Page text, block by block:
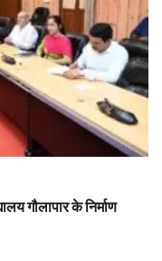
गौलापार के निर्माण